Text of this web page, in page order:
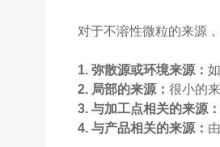
对于不溶性微粒的来源
1. 弥散源或环境来源：
2. 局部的来源：很小的
3. 与加工点相关的来源
4. 与产品相关的来源：